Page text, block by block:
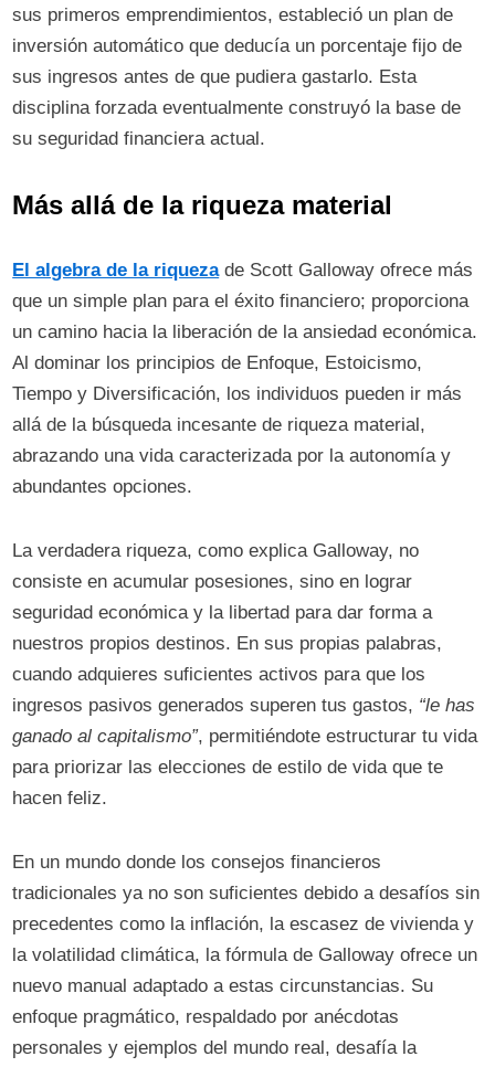
sus primeros emprendimientos, estableció un plan de
inversión automático que deducía un porcentaje fijo de
sus ingresos antes de que pudiera gastarlo. Esta
disciplina forzada eventualmente construyó la base de
su seguridad financiera actual.
Más allá de la riqueza material
El algebra de la riqueza de Scott Galloway ofrece más
que un simple plan para el éxito financiero; proporciona
un camino hacia la liberación de la ansiedad económica.
Al dominar los principios de Enfoque, Estoicismo,
Tiempo y Diversificación, los individuos pueden ir más
allá de la búsqueda incesante de riqueza material,
abrazando una vida caracterizada por la autonomía y
abundantes opciones.
La verdadera riqueza, como explica Galloway, no
consiste en acumular posesiones, sino en lograr
seguridad económica y la libertad para dar forma a
nuestros propios destinos. En sus propias palabras,
cuando adquieres suficientes activos para que los
ingresos pasivos generados superen tus gastos, “le has
ganado al capitalismo”, permitiéndote estructurar tu vida
para priorizar las elecciones de estilo de vida que te
hacen feliz.
En un mundo donde los consejos financieros
tradicionales ya no son suficientes debido a desafíos sin
precedentes como la inflación, la escasez de vivienda y
la volatilidad climática, la fórmula de Galloway ofrece un
nuevo manual adaptado a estas circunstancias. Su
enfoque pragmático, respaldado por anécdotas
personales y ejemplos del mundo real, desafía la